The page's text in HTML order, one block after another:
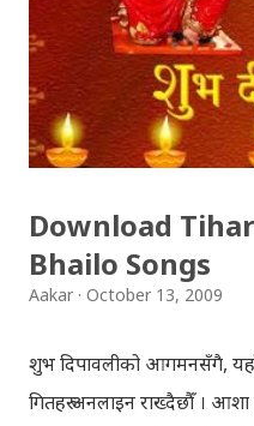
Download
Bhailo Songs
Aakar October 13, 2009
शुभ दिपावलीको आगमनसँगै,
गितहरु अनलाइन राख्दैछौँ । आशा